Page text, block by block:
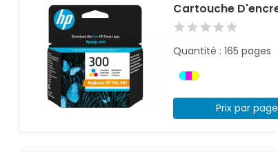
Cartouche
Quantité : 165 pages
Prix par